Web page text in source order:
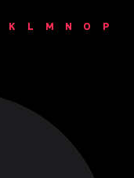
K L M N O
P